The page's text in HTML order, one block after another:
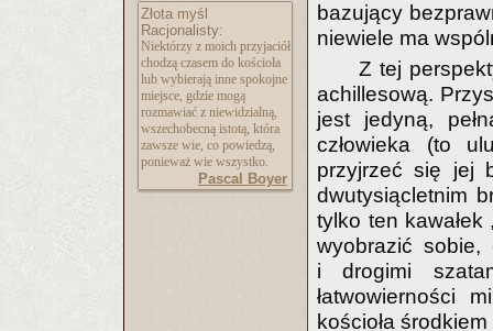
Złota myśl
Racjonalisty:
Niektórzy z moich przyjaciół
chodzą czasem do kościoła
lub wybierają inne spokojne
miejsce, gdzie mogą
rozmawiać z niewidzialną,
wszechobecną istotą, która
zawsze wie, co powiedzą,
ponieważ wie wszystko.
Pascal Boyer
bazujący
niewiele ma
Z tej
achillesową.
jest jedyną,
człowieka (to
przyjrzeć się jej
dwutysiącletnim
tylko ten
wyobrazić
i drogimi
łatwowierności
kościoła